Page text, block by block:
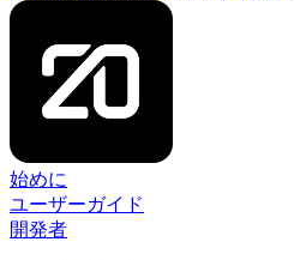
始めに
ユーザーガイド
開発者